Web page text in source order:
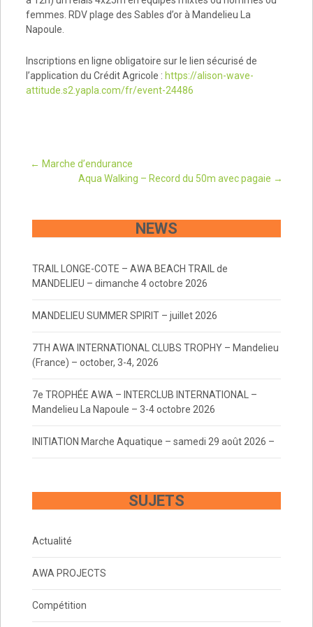
femmes. RDV plage des Sables d’or à Mandelieu La
Napoule.
Inscriptions en ligne obligatoire sur le lien sécurisé de
l’application du Crédit Agricole : https://alison-wave-
attitude.s2.yapla.com/fr/event-24486
Post
navigation
← Marche d’endurance
Aqua Walking – Record du 50m avec pagaie →
NEWS
TRAIL LONGE-COTE – AWA BEACH TRAIL de
MANDELIEU – dimanche 4 octobre 2026
MANDELIEU SUMMER SPIRIT – juillet 2026
7TH AWA INTERNATIONAL CLUBS TROPHY – Mandelieu
(France) – october, 3-4, 2026
7e TROPHÉE AWA – INTERCLUB INTERNATIONAL –
Mandelieu La Napoule – 3-4 octobre 2026
INITIATION Marche Aquatique – samedi 29 août 2026 –
SUJETS
Actualité
AWA PROJECTS
Compétition